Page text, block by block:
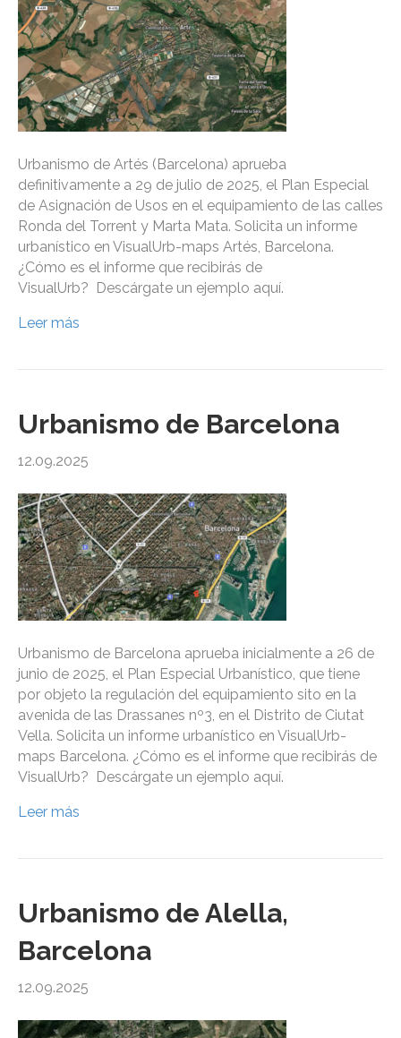
Urbanismo de Artés (Barcelona) aprueba
definitivamente a 29 de julio de 2025, el Plan Especial
de Asignación de Usos en el equipamiento de las calles
Ronda del Torrent y Marta Mata. Solicita un informe
urbanístico en VisualUrb-maps Artés, Barcelona.
¿Cómo es el informe que recibirás de
VisualUrb? Descárgate un ejemplo aquí.
Leer más
Urbanismo de Barcelona
12.09.2025
Urbanismo de Barcelona aprueba inicialmente a 26 de
junio de 2025, el Plan Especial Urbanístico, que tiene
por objeto la regulación del equipamiento sito en la
avenida de las Drassanes nº3, ​​en el Distrito de Ciutat
Vella. Solicita un informe urbanístico en VisualUrb-
maps Barcelona. ¿Cómo es el informe que recibirás de
VisualUrb? Descárgate un ejemplo aquí.
Leer más
Urbanismo de Alella,
Barcelona
12.09.2025